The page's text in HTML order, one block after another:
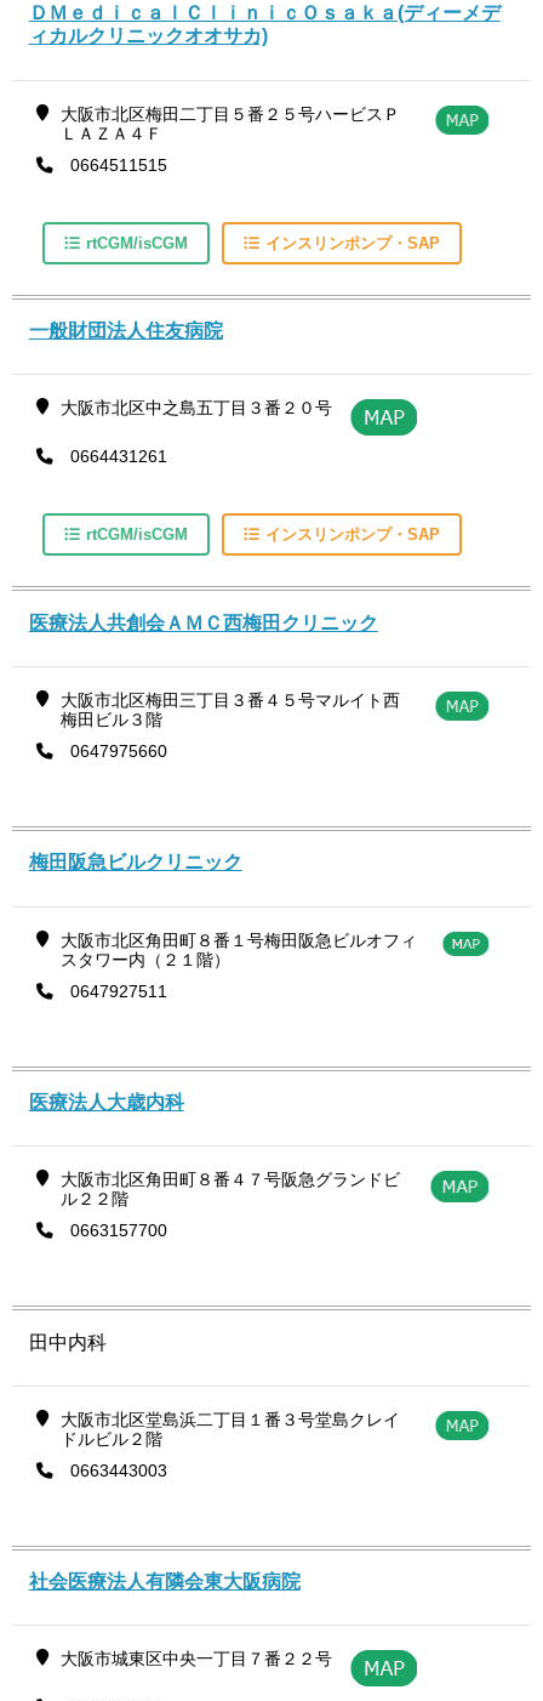
ＤＭｅｄｉｃａｌＣｌｉｎｉｃＯｓａｋａ(ディーメデ
ィカルクリニックオオサカ)
大阪市北区梅田二丁目５番２５号ハービスＰ
ＬＡＺＡ４Ｆ
0664511515
rtCGM/isCGM インスリンポンプ・SAP
一般財団法人住友病院
大阪市北区中之島五丁目３番２０号
0664431261
rtCGM/isCGM インスリンポンプ・SAP
医療法人共創会ＡＭＣ西梅田クリニック
大阪市北区梅田三丁目３番４５号マルイト西
梅田ビル３階
0647975660
梅田阪急ビルクリニック
大阪市北区角田町８番１号梅田阪急ビルオフィ
スタワー内（２１階）
0647927511
医療法人大歳内科
大阪市北区角田町８番４７号阪急グランドビ
ル２２階
0663157700
田中内科
大阪市北区堂島浜二丁目１番３号堂島クレイ
ドルビル２階
0663443003
社会医療法人有隣会東大阪病院
大阪市城東区中央一丁目７番２２号